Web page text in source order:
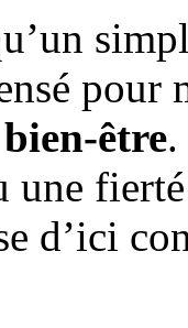
pour
bien-être
une
d’ici